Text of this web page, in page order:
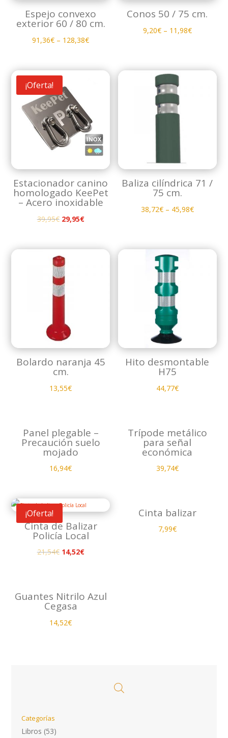
Espejo convexo
exterior 60 / 80 cm.
91,36€ – 128,38€
Conos 50 / 75 cm.
9,20€– 11,98€
¡Oferta!
Estacionador canino
homologado KeePet
– Acero inoxidable
39,95€ El
era:
39,95€.
29,95€El
Baliza cilíndrica 71 /
75 cm.
38,72€– 45,98€
Bolardo naranja 45
cm.
13,55€
Hito desmontable
H75
44,77€
Panel plegable –
Precaución suelo
mojado
16,94€
Trípode metálico
para señal
económica
39,74€
¡Oferta!
Cinta de Balizar
Policía Local
21,54€ El
era:
21,54€.
14,52€El
es:
Cinta balizar
7,99€
Guantes Nitrilo Azul
Cegasa
14,52€
Categorías
Libros (53)